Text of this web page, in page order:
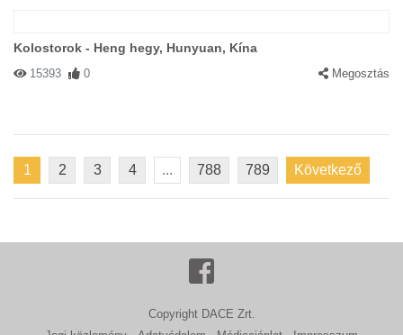
Kolostorok - Heng hegy, Hunyuan, Kína
15393 0 Megosztás
1 2 3 4 ... 788 789 Következő
Copyright DACE Zrt.